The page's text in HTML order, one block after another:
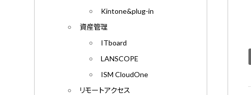
Kintone&plug-in
資産管理
ITboard
LANSCOPE
ISM CloudOne
リモートアクセス